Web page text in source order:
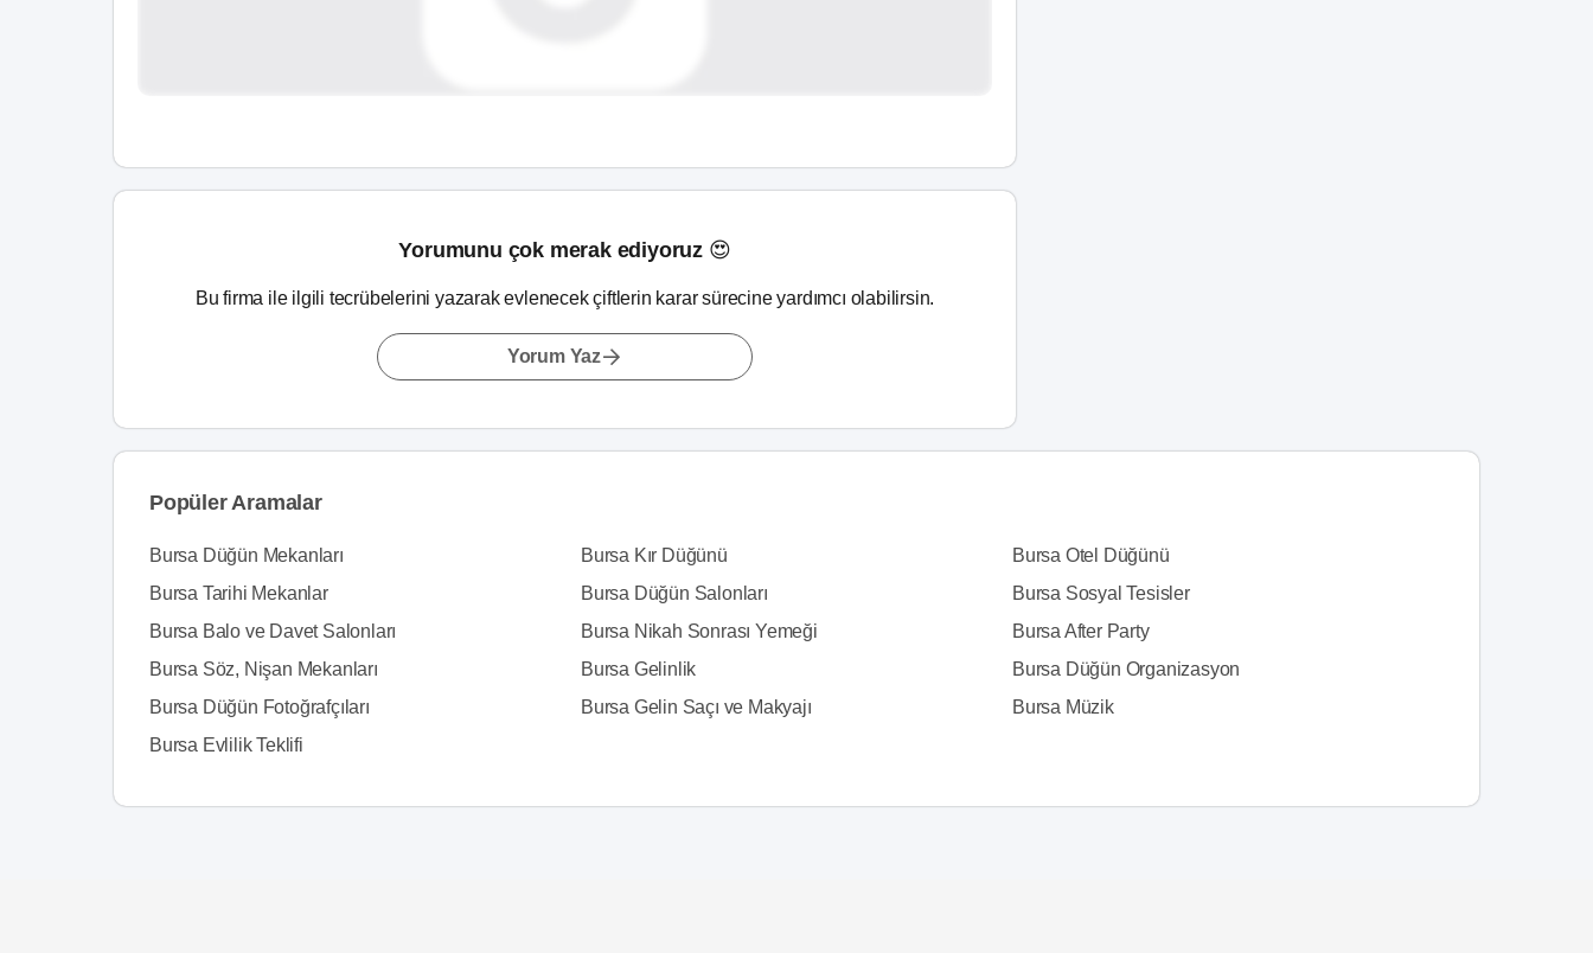
Yorumunu çok merak ediyoruz 😍
Bu firma ile ilgili tecrübelerini yazarak evlenecek çiftlerin karar sürecine yardımcı olabilirsin.
Yorum Yaz
Popüler Aramalar
Bursa Düğün Mekanları Bursa Kır Düğünü
Bursa Otel Düğünü
Bursa Tarihi Mekanlar
Bursa Düğün Salonları
Bursa Sosyal Tesisler
Bursa Balo ve Davet Salonları
Bursa Nikah Sonrası Yemeği
Bursa After Party
Bursa Söz, Nişan Mekanları
Bursa Gelinlik
Bursa Düğün Organizasyon
Bursa Düğün Fotoğrafçıları
Bursa Gelin Saçı ve Makyajı
Bursa Müzik
Bursa Evlilik Teklifi